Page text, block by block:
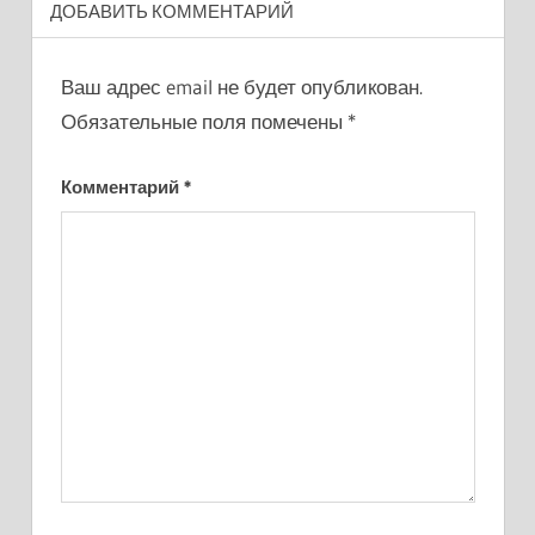
ДОБАВИТЬ КОММЕНТАРИЙ
Ваш адрес email не будет опубликован.
Обязательные поля помечены *
Комментарий *